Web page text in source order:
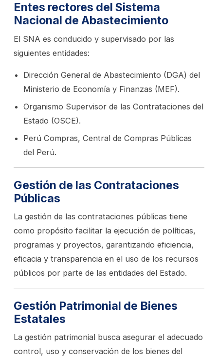
Entes rectores del Sistema
Nacional de Abastecimiento
El SNA es conducido y supervisado por las
siguientes entidades:
Dirección General de Abastecimiento (DGA) del
Ministerio de Economía y Finanzas (MEF).
Organismo Supervisor de las Contrataciones del
Estado (OSCE).
Perú Compras, Central de Compras Públicas
del Perú.
Gestión de las Contrataciones
Públicas
La gestión de las contrataciones públicas tiene
como propósito facilitar la ejecución de políticas,
programas y proyectos, garantizando eficiencia,
eficacia y transparencia en el uso de los recursos
públicos por parte de las entidades del Estado.
Gestión Patrimonial de Bienes
Estatales
La gestión patrimonial busca asegurar el adecuado
control, uso y conservación de los bienes del